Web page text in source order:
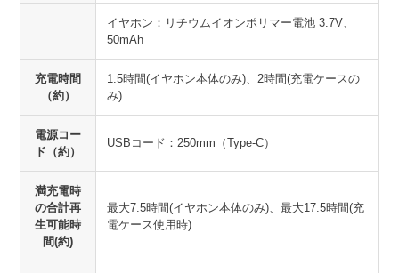
イヤホン：リチウムイオンポリマー電池 3.7V、
50mAh
充電時間
（約）
1.5時間(イヤホン本体のみ)、2時間(充電ケースの
み)
電源コー
ド（約）
USBコード：250mm（Type-C）
満充電時
の合計再
生可能時
間(約)
最大7.5時間(イヤホン本体のみ)、最大17.5時間(充
電ケース使用時)